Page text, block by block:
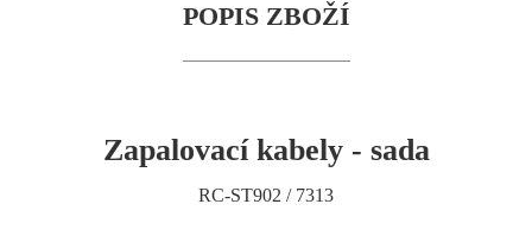
POPIS ZBOŽÍ
Zapalovací kabely - sada
RC-ST902 / 7313